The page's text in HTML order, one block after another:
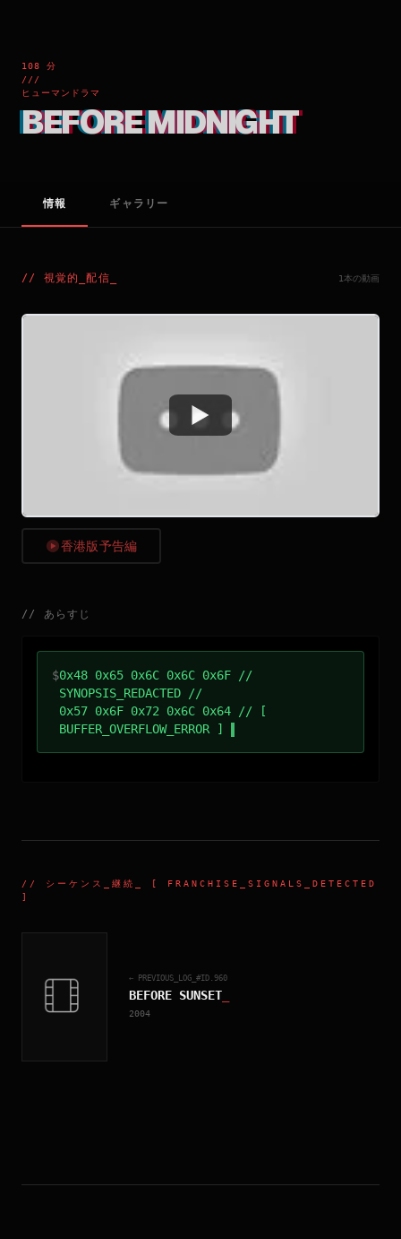
108 分
///
ヒューマンドラマ
BEFORE MIDNIGHT
情報 ギャラリー
// 視覚的_配信 1本の動画
Watch
香港版予告編
// あらすじ
$0x48 0x65 0x6C 0x6C 0x6F //
SYNOPSIS_REDACTED //
0x57 0x6F 0x72 0x6C 0x64 // [
BUFFER_OVERFLOW_ERROR ]
// シーケンス_継続
_ [ FRANCHISE_SIGNALS_DETECTED
]
← PREVIOUS_LOG_#ID. 960
BEFORE SUNSET
2004